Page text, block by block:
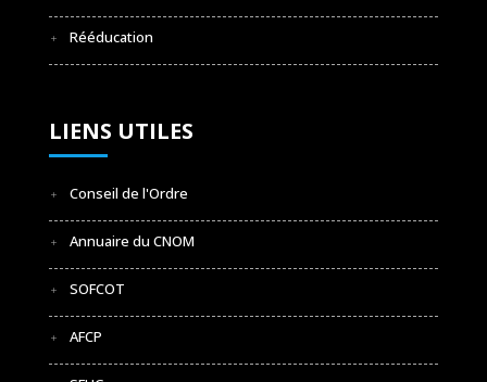
Rééducation
LIENS UTILES
Conseil de l'Ordre
Annuaire du CNOM
SOFCOT
AFCP